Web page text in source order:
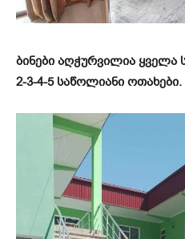
ბინები აღჭურვილია ყველა
2-3-4-5 საწოლიანი ოთახები.